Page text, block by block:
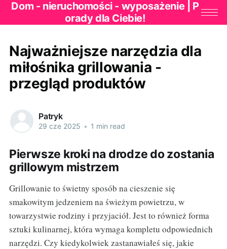
Dom - nieruchomości - wyposażenie | P
orady dla Ciebie!
Najważniejsze narzędzia dla
miłośnika grillowania -
przegląd produktów
Patryk
29 cze 2025 • 1 min read
Pierwsze kroki na drodze do zostania
grillowym mistrzem
Grillowanie to świetny sposób na cieszenie się
smakowitym jedzeniem na świeżym powietrzu, w
towarzystwie rodziny i przyjaciół. Jest to również forma
sztuki kulinarnej, która wymaga kompletu odpowiednich
narzędzi. Czy kiedykolwiek zastanawiałeś się, jakie